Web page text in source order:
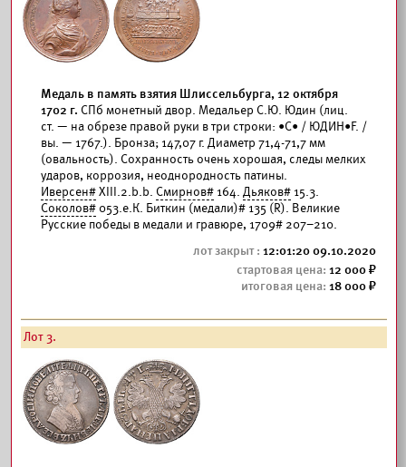
Медаль в память взятия Шлиссельбурга, 12 октября
1702 г. СПб монетный двор. Медальер С.Ю. Юдин (лиц.
ст. — на обрезе правой руки в три строки: •С• / ЮДИН•F. /
вы. — 1767.). Бронза; 147,07 г. Диаметр 71,4-71,7 мм
(овальность). Сохранность очень хорошая, следы мелких
ударов, коррозия, неоднородность патины.
Иверсен#XIII.2.b.b. Смирнов# 164. Дьяков# 15.3.
Соколов# 053.е.К. Биткин (медали)# 135 (R). Великие
Русские победы в медали и гравюре, 1709# 207–210.
12:01:20 09.10.2020
12 000
18 000
Лот 3.